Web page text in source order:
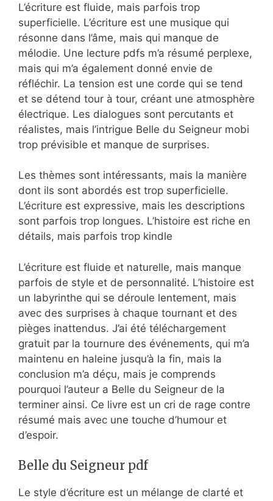
L’écriture est fluide, mais parfois trop
superficielle. L’écriture est une musique qui
résonne dans l’âme, mais qui manque de
mélodie. Une lecture pdfs m’a résumé perplexe,
mais qui m’a également donné envie de
réfléchir. La tension est une corde qui se tend
et se détend tour à tour, créant une atmosphère
électrique. Les dialogues sont percutants et
réalistes, mais l’intrigue Belle du Seigneur mobi
trop prévisible et manque de surprises.
Les thèmes sont intéressants, mais la manière
dont ils sont abordés est trop superficielle.
L’écriture est expressive, mais les descriptions
sont parfois trop longues. L’histoire est riche en
détails, mais parfois trop kindle
L’écriture est fluide et naturelle, mais manque
parfois de style et de personnalité. L’histoire est
un labyrinthe qui se déroule lentement, mais
avec des surprises à chaque tournant et des
pièges inattendus. J’ai été téléchargement
gratuit par la tournure des événements, qui m’a
maintenu en haleine jusqu’à la fin, mais la
conclusion m’a déçu, mais je comprends
pourquoi l’auteur a Belle du Seigneur de la
terminer ainsi. Ce livre est un cri de rage contre
résumé mais avec une touche d’humour et
d’espoir.
Belle du Seigneur pdf
Le style d’écriture est un mélange de clarté et